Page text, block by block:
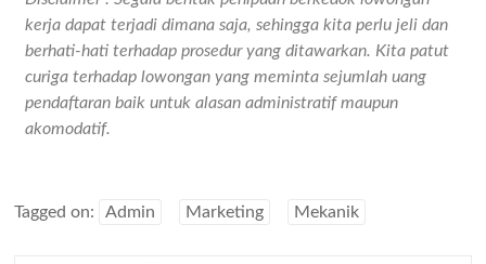
kerja dapat terjadi dimana saja, sehingga kita perlu jeli dan
berhati-hati terhadap prosedur yang ditawarkan. Kita patut
curiga terhadap lowongan yang meminta sejumlah uang
pendaftaran baik untuk alasan administratif maupun
akomodatif.
Tagged on: Admin Marketing Mekanik